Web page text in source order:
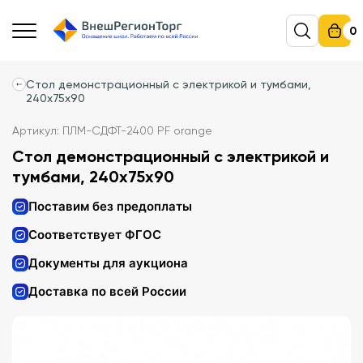
0
Стол демонстрационный с электрикой и тумбами,
240х75х90
Артикул: ПЛМ-СДФТ-2400 PF orange
Стол демонстрационный с электрикой и
тумбами, 240х75х90
Поставим без предоплаты
Соответствует ФГОС
Документы для аукциона
Доставка по всей России